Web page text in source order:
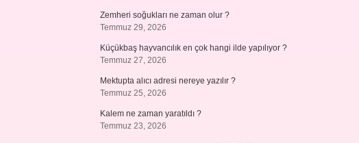
Zemheri soğukları ne zaman olur ?
Temmuz 29, 2026
Küçükbaş hayvancılık en çok hangi ilde yapılıyor ?
Temmuz 27, 2026
Mektupta alıcı adresi nereye yazılır ?
Temmuz 25, 2026
Kalem ne zaman yaratıldı ?
Temmuz 23, 2026